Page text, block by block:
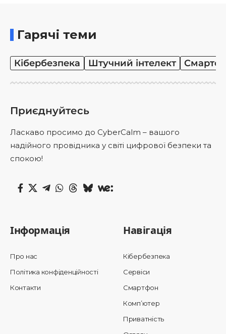
Гарячі теми
Кібербезпека Штучний інтелект
Приєднуйтесь
Ласкаво просимо до CyberCalm – вашого
надійного провідника у світі цифрової безпеки та
спокою!
Інформація
Про нас
Політика конфіденційності
Контакти
Навігація
Кібербезпека
Сервіси
Смартфон
Комп’ютер
Приватність